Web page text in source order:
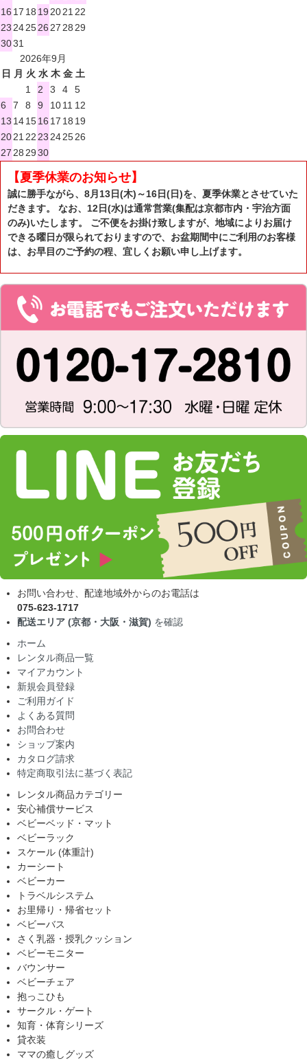
16 17 18 19 2021 22
23 242526 27 28 29
3031
2026年9月
日
月 火 水 木 金 土
1
2 3 4
5
6
7 8 9 1011 12
13 141516 17 18 19
2021 22 23 242526
27 28 2930
【夏季休業のお知らせ】
誠に勝手ながら、8月13日(木)～16日(日)を、夏季休業とさせていた
だきます。 なお、12日(水)は通常営業(集配は京都市内・宇治方面
のみ)いたします。 ご不便をお掛け致しますが、地域によりお届け
できる曜日が限られておりますので、お盆期間中にご利用のお客様
は、お早目のご予約の程、宜しくお願い申し上げます。
お問い合わせ、配達地域外からのお電話は
075-623-1717
配送エリア (京都・大阪・滋賀) を確認
ホーム
レンタル商品一覧
マイアカウント
新規会員登録
ご利用ガイド
よくある質問
お問合わせ
ショップ案内
カタログ請求
特定商取引法に基づく表記
レンタル商品カテゴリー
安心補償サービス
ベビーベッド・マット
ベビーラック
スケール (体重計)
カーシート
ベビーカー
トラベルシステム
お里帰り・帰省セット
ベビーバス
さく乳器・授乳クッション
ベビーモニター
バウンサー
ベビーチェア
抱っこひも
サークル・ゲート
知育・体育シリーズ
貸衣装
ママの癒しグッズ